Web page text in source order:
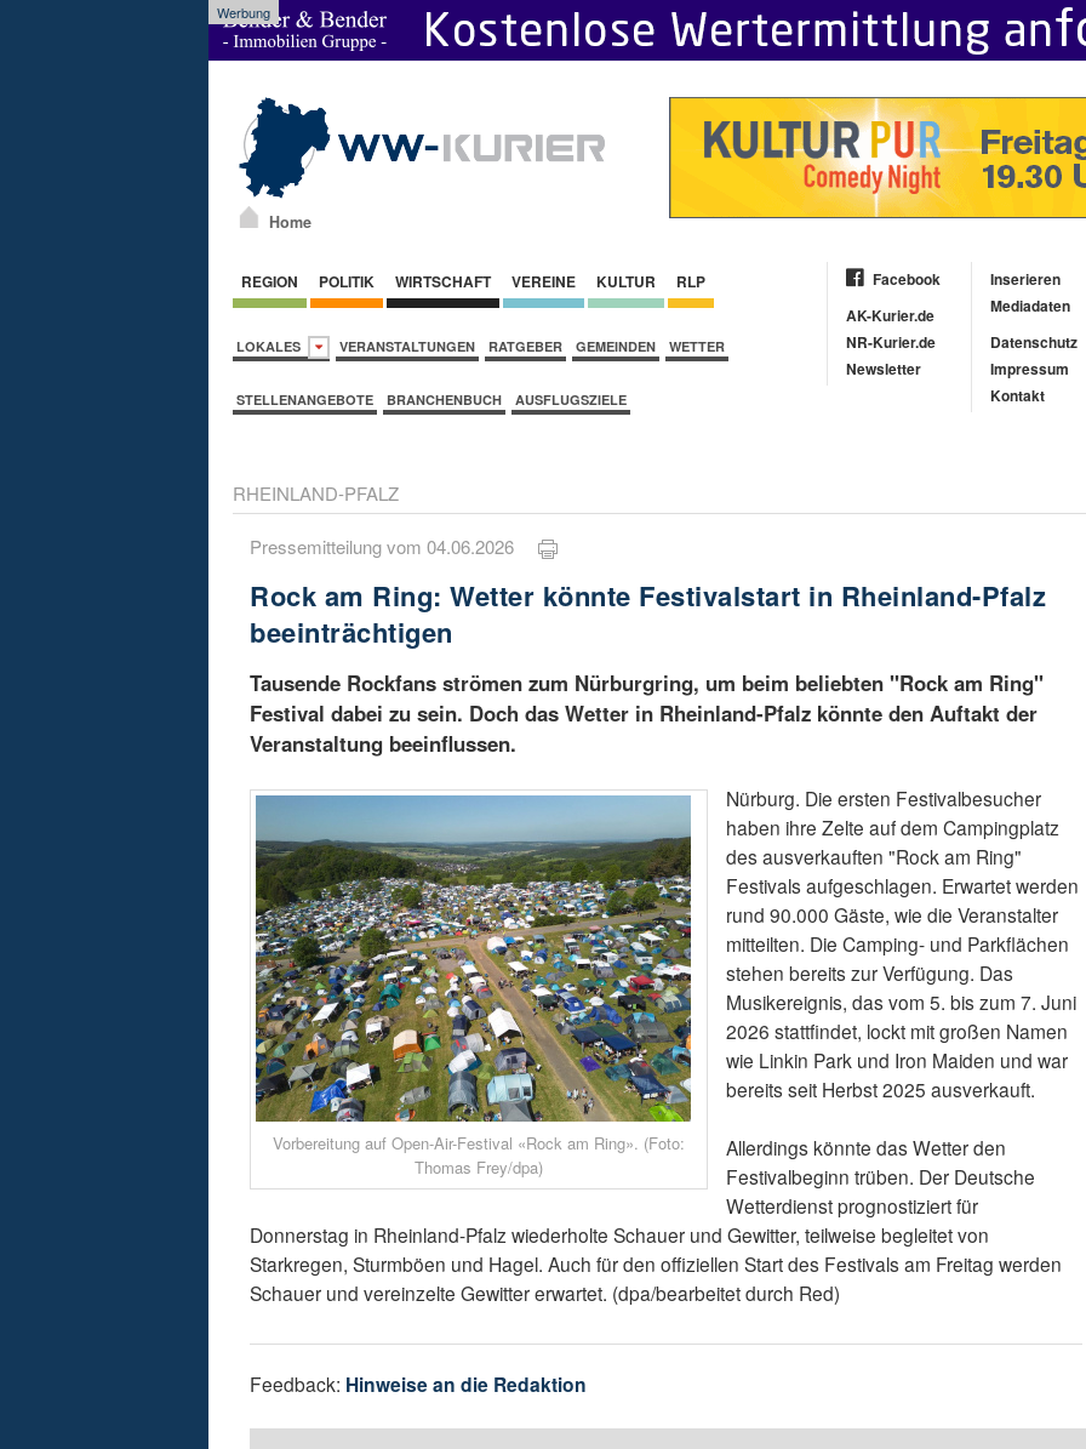
Werbung
Home
REGION POLITIK WIRTSCHAFT VEREINE KULTUR RLP
LOKALES VERANSTALTUNGEN RATGEBER GEMEINDEN WETTER
STELLENANGEBOTE BRANCHENBUCH AUSFLUGSZIELE
Facebook
AK-Kurier.de
NR-Kurier.de
Newsletter
Inserieren
Mediadaten
Datenschutz
Impressum
Kontakt
RHEINLAND-PFALZ
Pressemitteilung vom 04.06.2026
Rock am Ring: Wetter könnte Festivalstart in Rheinland-Pfalz
beeinträchtigen
Tausende Rockfans strömen zum Nürburgring, um beim beliebten "Rock am Ring"
Festival dabei zu sein. Doch das Wetter in Rheinland-Pfalz könnte den Auftakt der
Veranstaltung beeinflussen.
Vorbereitung auf Open-Air-Festival «Rock am Ring». (Foto:
Thomas Frey/dpa)
Nürburg. Die ersten Festivalbesucher
haben ihre Zelte auf dem Campingplatz
des ausverkauften "Rock am Ring"
Festivals aufgeschlagen. Erwartet werden
rund 90.000 Gäste, wie die Veranstalter
mitteilten. Die Camping- und Parkflächen
stehen bereits zur Verfügung. Das
Musikereignis, das vom 5. bis zum 7. Juni
2026 stattfindet, lockt mit großen Namen
wie Linkin Park und Iron Maiden und war
bereits seit Herbst 2025 ausverkauft.
Allerdings könnte das Wetter den
Festivalbeginn trüben. Der Deutsche
Wetterdienst prognostiziert für
Donnerstag in Rheinland-Pfalz wiederholte Schauer und Gewitter, teilweise begleitet von
Starkregen, Sturmböen und Hagel. Auch für den offiziellen Start des Festivals am Freitag werden
Schauer und vereinzelte Gewitter erwartet. (dpa/bearbeitet durch Red)
Feedback: Hinweise an die Redaktion